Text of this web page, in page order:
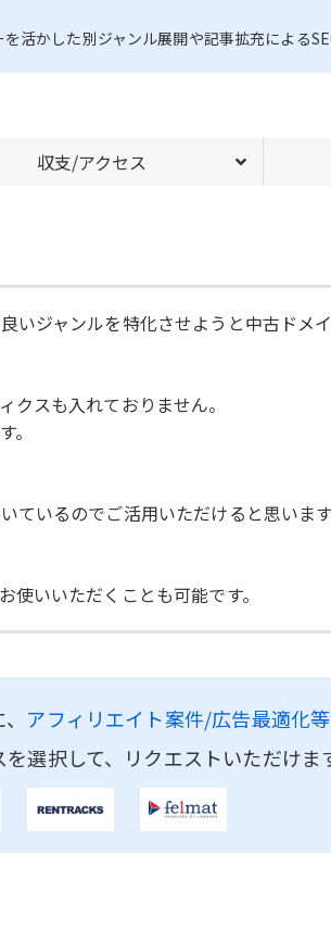
活かした別ジャンル展開や記事拡充による
収支/アクセス
いジャンルを特化させようと中古ド
スも入れておりません。
。
いるのでご活用いただけると思います
使いいただくことも可能です。
アフィリエイト案件/広告最適化
選択して、リクエストいただけま